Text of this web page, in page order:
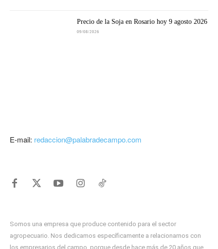
Precio de la Soja en Rosario hoy 9 agosto 2026
09/08/2026
E-mail: redaccion@palabradecampo.com
Somos una empresa que produce contenido para el sector
agropecuario. Nos dedicamos específicamente a relacionarnos con
los empresarios del campo, porque desde hace más de 20 años que